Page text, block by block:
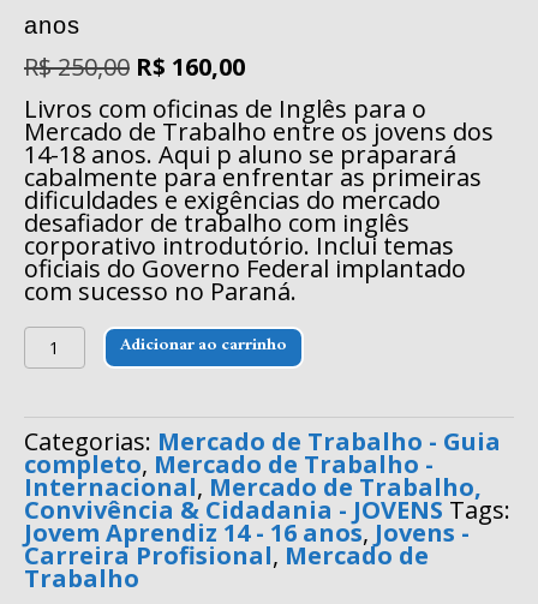
anos
R$250,00 O
original
era:
R$ 250,00.
R$ 160,00O
atual
é:
R$ 160,00.
Livros com oficinas de Inglês para o
Mercado de Trabalho entre os jovens dos
14-18 anos. Aqui p aluno se praparará
cabalmente para enfrentar as primeiras
dificuldades e exigências do mercado
desafiador de trabalho com inglês
corporativo introdutório. Inclui temas
oficiais do Governo Federal implantado
com sucesso no Paraná.
Mercado
de
Jovens
14-
16
anos
quantidade
Adicionar ao carrinho
Categorias: Mercado de Trabalho - Guia
completo, Mercado de Trabalho -
Internacional, Mercado de Trabalho,
Convivência & Cidadania - JOVENS Tags:
Jovem Aprendiz 14 - 16 anos, Jovens -
Carreira Profisional, Mercado de
Trabalho